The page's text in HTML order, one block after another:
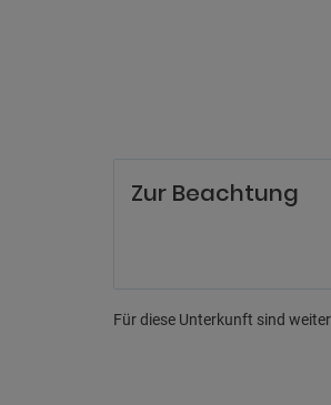
Zur Beachtung
Für diese Unterkunft sind